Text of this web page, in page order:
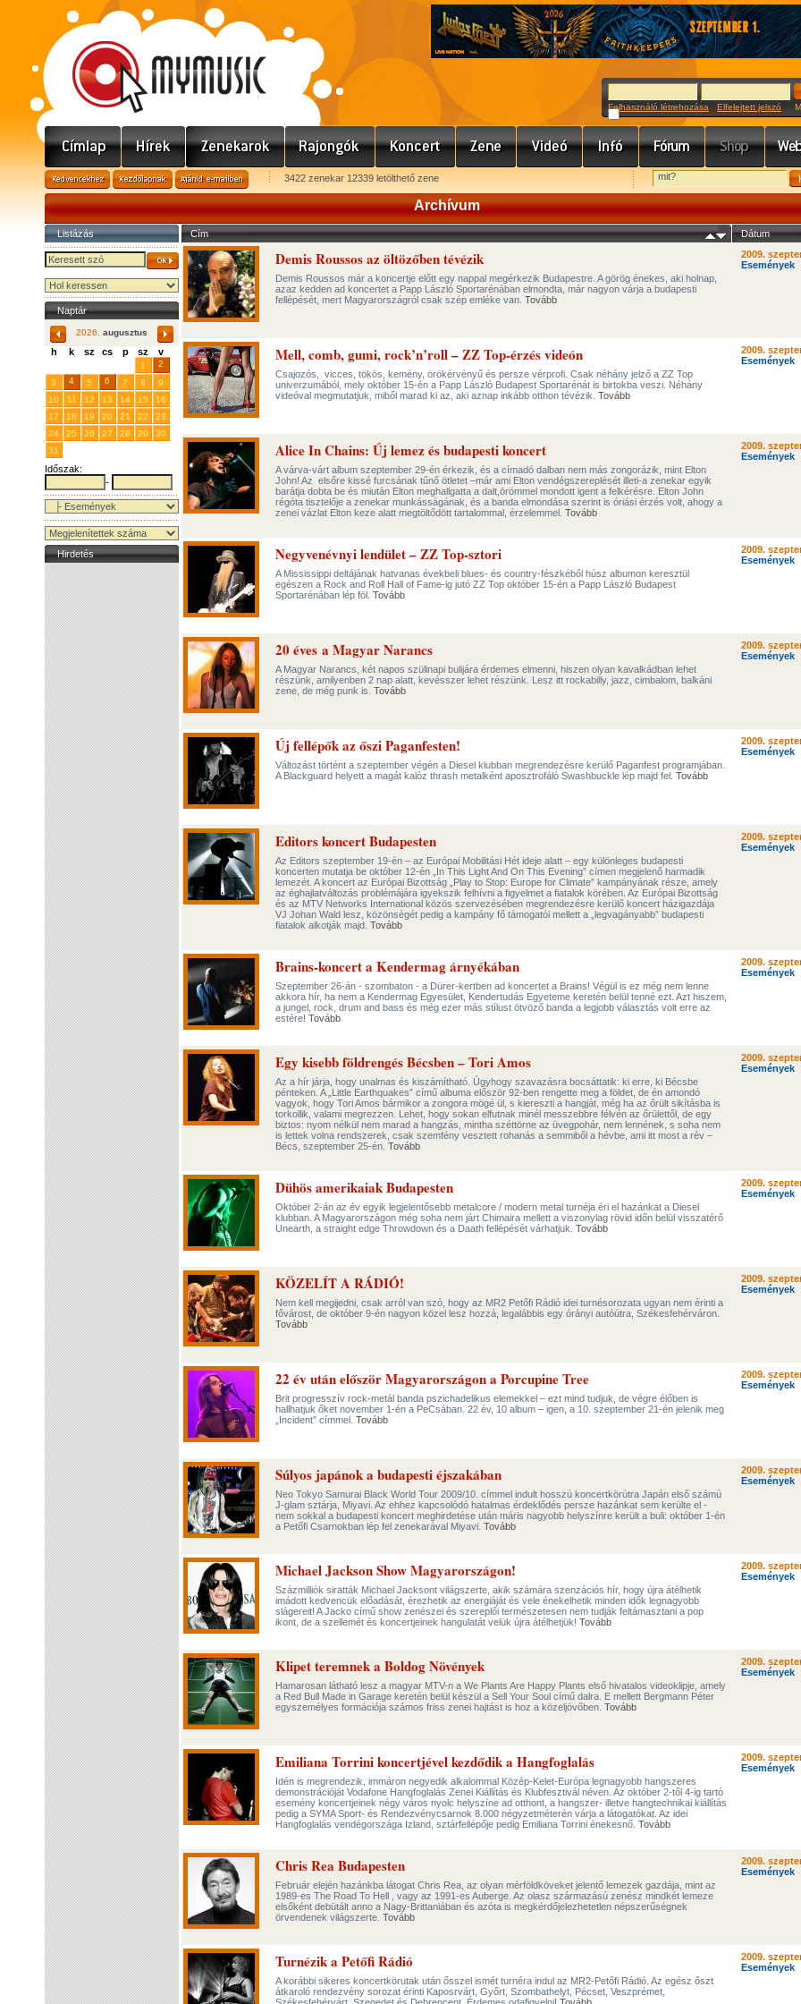
Felhasználó létrehozása Elfelejtett jelszó
3422 zenekar 12339 letölthető zene
Archívum
Listázás
Naptár
2026. augusztus
h k sz cs p sz v
1
2
3
4 5 6 7 8
9
10
11 12 13 14 15
16
17
18 19 20 21 22
23
24
25 26 27 28 29
30
31
Időszak:
-
Hirdetés
Cím Dátum
Demis Roussos az öltözőben tévézik
Demis Roussos már a koncertje előtt egy nappal megérkezik Budapestre. A görög énekes, aki holnap,
azaz kedden ad koncertet a Papp László Sportarénában elmondta, már nagyon várja a budapesti
fellépését, mert Magyarországról csak szép emléke van. Tovább
2009.
Események
Mell, comb, gumi, rock’n’roll – ZZ Top-érzés videón
Csajozós, vicces, tökös, kemény, örökérvényű és persze vérprofi. Csak néhány jelző a ZZ Top
univerzumából, mely október 15-én a Papp László Budapest Sportarénát is birtokba veszi. Néhány
videóval megmutatjuk, miből marad ki az, aki aznap inkább otthon tévézik. Tovább
2009.
Események
Alice In Chains: Új lemez és budapesti koncert
A várva-várt album szeptember 29-én érkezik, és a címadó dalban nem más zongorázik, mint Elton
John! Az elsőre kissé furcsának tűnő ötletet –már ami Elton vendégszereplését illeti-a zenekar egyik
barátja dobta be és miután Elton meghallgatta a dalt,örömmel mondott igent a felkérésre. Elton John
régóta tisztelője a zenekar munkásságának, és a banda elmondása szerint is óriási érzés volt, ahogy a
zenei vázlat Elton keze alatt megtöltődött tartalommal, érzelemmel. Tovább
2009.
Események
Negyvenévnyi lendület – ZZ Top-sztori
A Mississippi deltájának hatvanas évekbeli blues- és country-fészkéből húsz albumon keresztül
egészen a Rock and Roll Hall of Fame-ig jutó ZZ Top október 15-én a Papp László Budapest
Sportarénában lép föl. Tovább
2009.
Események
20 éves a Magyar Narancs
A Magyar Narancs, két napos szülinapi bulijára érdemes elmenni, hiszen olyan kavalkádban lehet
részünk, amilyenben 2 nap alatt, kevésszer lehet részünk. Lesz itt rockabilly, jazz, cimbalom, balkáni
zene, de még punk is. Tovább
2009.
Események
Új fellépők az őszi Paganfesten!
Változást történt a szeptember végén a Diesel klubban megrendezésre kerülő Paganfest programjában.
A Blackguard helyett a magát kalóz thrash metalként aposztrofáló Swashbuckle lép majd fel. Tovább
2009.
Események
Editors koncert Budapesten
Az Editors szeptember 19-én – az Európai Mobilitási Hét ideje alatt – egy különleges budapesti
koncerten mutatja be október 12-én „In This Light And On This Evening” címen megjelenő harmadik
lemezét. A koncert az Európai Bizottság „Play to Stop: Europe for Climate” kampányának része, amely
az éghajlatváltozás problémájára igyekszik felhívni a figyelmet a fiatalok körében. Az Európai Bizottság
és az MTV Networks International közös szervezésében megrendezésre kerülő koncert házigazdája
VJ Johan Wald lesz, közönségét pedig a kampány fő támogatói mellett a „legvagányabb” budapesti
fiatalok alkotják majd. Tovább
2009.
Események
Brains-koncert a Kendermag árnyékában
Szeptember 26-án - szombaton - a Dürer-kertben ad koncertet a Brains! Végül is ez még nem lenne
akkora hír, ha nem a Kendermag Egyesület, Kendertudás Egyeteme keretén belül tenné ezt. Azt hiszem,
a jungel, rock, drum and bass és még ezer más stílust ötvöző banda a legjobb választás volt erre az
estére! Tovább
2009.
Események
Egy kisebb földrengés Bécsben – Tori Amos
Az a hír járja, hogy unalmas és kiszámítható. Úgyhogy szavazásra bocsáttatik: ki erre, ki Bécsbe
pénteken. A „Little Earthquakes” című albuma először 92-ben rengette meg a földet, de én amondó
vagyok, hogy Tori Amos bármikor a zongora mögé ül, s kiereszti a hangját, még ha az őrült sikításba is
torkollik, valami megrezzen. Lehet, hogy sokan elfutnak minél messzebbre félvén az őrülettől, de egy
biztos: nyom nélkül nem marad a hangzás, mintha széttörne az üvegpohár, nem lennének, s soha nem
is lettek volna rendszerek, csak szemfény vesztett rohanás a semmiből a hévbe, ami itt most a rév –
Bécs, szeptember 25-én. Tovább
2009.
Események
Dühös amerikaiak Budapesten
Október 2-án az év egyik legjelentősebb metalcore / modern metal turnéja éri el hazánkat a Diesel
klubban. A Magyarországon még soha nem járt Chimaira mellett a viszonylag rövid időn belül visszatérő
Unearth, a straight edge Throwdown és a Daath fellépését várhatjuk. Tovább
2009.
Események
KÖZELÍT A RÁDIÓ!
Nem kell megijedni, csak arról van szó, hogy az MR2 Petőfi Rádió idei turnésorozata ugyan nem érinti a
fővárost, de október 9-én nagyon közel lesz hozzá, legalábbis egy órányi autóútra, Székesfehérváron.
Tovább
2009.
Események
22 év után először Magyarországon a Porcupine Tree
Brit progresszív rock-metál banda pszichadelikus elemekkel – ezt mind tudjuk, de végre élőben is
hallhatjuk őket november 1-én a PeCsában. 22 év, 10 album – igen, a 10. szeptember 21-én jelenik meg
„Incident” címmel. Tovább
2009.
Események
Súlyos japánok a budapesti éjszakában
Neo Tokyo Samurai Black World Tour 2009/10. címmel indult hosszú koncertkörútra Japán első számú
J-glam sztárja, Miyavi. Az ehhez kapcsolódó hatalmas érdeklődés persze hazánkat sem kerülte el -
nem sokkal a budapesti koncert meghirdetése után máris nagyobb helyszínre került a buli: október 1-én
a Petőfi Csarnokban lép fel zenekarával Miyavi. Tovább
2009.
Események
Michael Jackson Show Magyarországon!
Százmilliók siratták Michael Jacksont világszerte, akik számára szenzációs hír, hogy újra átélhetik
imádott kedvencük előadását, érezhetik az energiáját és vele énekelhetik minden idők legnagyobb
slágereit! A Jacko című show zenészei és szereplői természetesen nem tudják feltámasztani a pop
ikont, de a szellemét és koncertjeinek hangulatát velük újra átélhetjük! Tovább
2009.
Események
Klipet teremnek a Boldog Növények
Hamarosan látható lesz a magyar MTV-n a We Plants Are Happy Plants első hivatalos videoklipje, amely
a Red Bull Made in Garage keretén belül készül a Sell Your Soul című dalra. E mellett Bergmann Péter
egyszemélyes formációja számos friss zenei hajtást is hoz a közeljövőben. Tovább
2009.
Események
Emiliana Torrini koncertjével kezdődik a Hangfoglalás
Idén is megrendezik, immáron negyedik alkalommal Közép-Kelet-Európa legnagyobb hangszeres
demonstrációját Vodafone Hangfoglalás Zenei Kiállítás és Klubfesztivál néven. Az október 2-től 4-ig tartó
esemény koncertjeinek négy város nyolc helyszíne ad otthont, a hangszer- illetve hangtechnikai kiállítás
pedig a SYMA Sport- és Rendezvénycsarnok 8.000 négyzetméterén várja a látogatókat. Az idei
Hangfoglalás vendégországa Izland, sztárfellépője pedig Emiliana Torrini énekesnő. Tovább
2009.
Események
Chris Rea Budapesten
Február elején hazánkba látogat Chris Rea, az olyan mérföldköveket jelentő lemezek gazdája, mint az
1989-es The Road To Hell , vagy az 1991-es Auberge. Az olasz származású zenész mindkét lemeze
elsőként debütált anno a Nagy-Brittaniában és azóta is megkérdőjelezhetetlen népszerűségnek
örvendenek világszerte. Tovább
2009.
Események
Turnézik a Petőfi Rádió
A korábbi sikeres koncertkörutak után ősszel ismét turnéra indul az MR2-Petőfi Rádió. Az egész őszt
átkaroló rendezvény sorozat érinti Kaposrvárt, Győrt, Szombathelyt, Pécset, Veszprémet,
2009.
Események